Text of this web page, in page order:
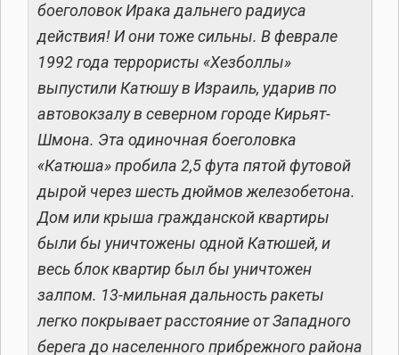
боеголовок Ирака дальнего радиуса
действия! И они тоже сильны. В феврале
1992 года террористы «Хезболлы»
выпустили Катюшу в Израиль, ударив по
автовокзалу в северном городе Кирьят-
Шмона. Эта одиночная боеголовка
«Катюша» пробила 2,5 фута пятой футовой
дырой через шесть дюймов железобетона.
Дом или крыша гражданской квартиры
были бы уничтожены одной Катюшей, и
весь блок квартир был бы уничтожен
залпом. 13-мильная дальность ракеты
легко покрывает расстояние от Западного
берега до населенного прибрежного района